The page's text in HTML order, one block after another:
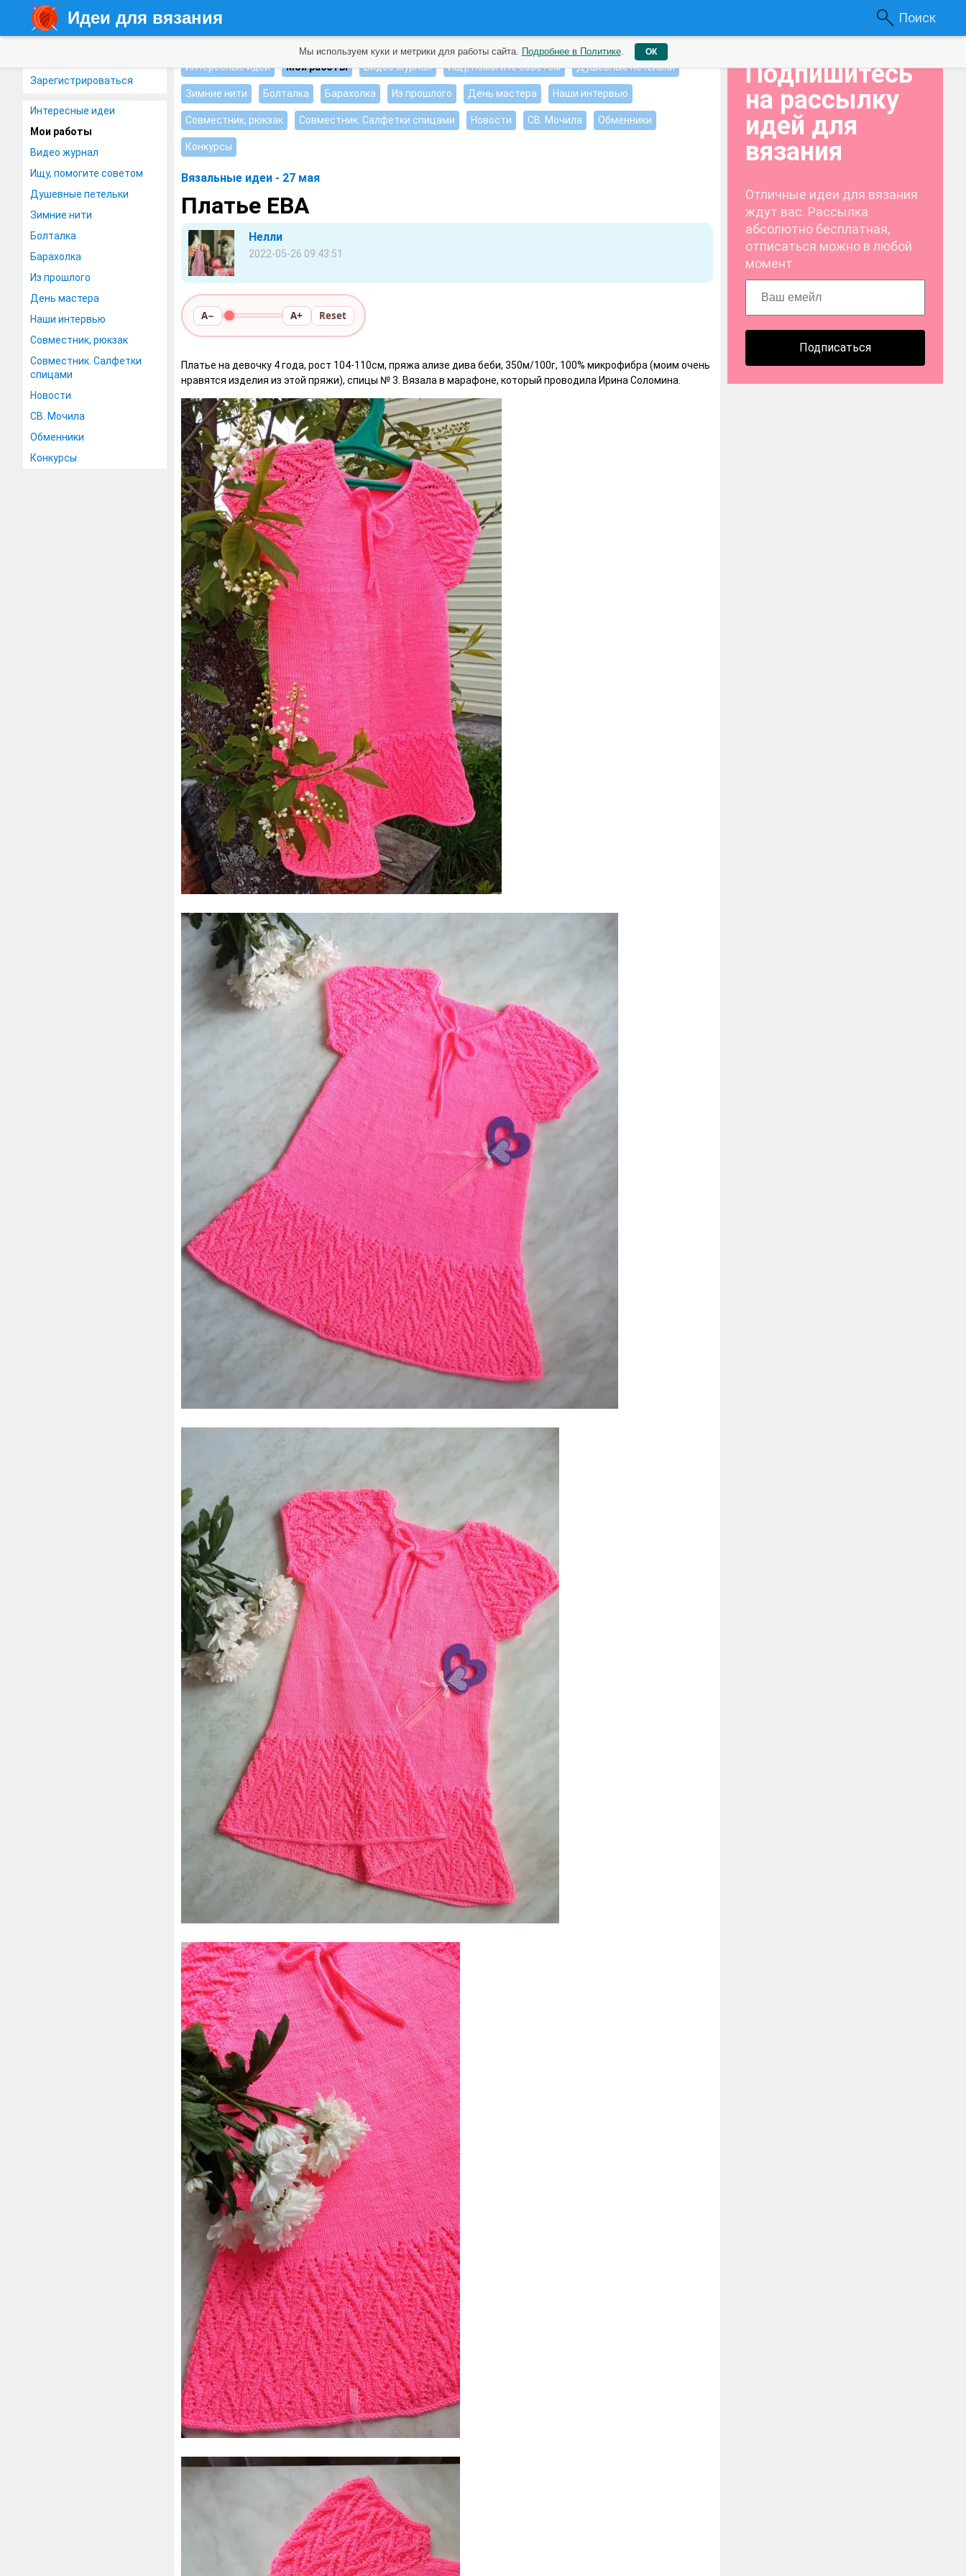
Идеи для вязания Поиск
Зарегистрироваться
Интересные идеи
Мои работы
Видео журнал
Ищу, помогите советом
Душевные петельки
Зимние нити
Болталка
Барахолка
Из прошлого
День мастера
Наши интервью
Совместник, рюкзак
Совместник. Салфетки
спицами
Новости
СВ. Мочила
Обменники
Конкурсы
Интересные идеи Мои работы Видео журнал Ищу, помогите советом Душевные петельки
Зимние нити Болталка Барахолка Из прошлого День мастера Наши интервью
Совместник, рюкзак Совместник. Салфетки спицами Новости СВ. Мочила Обменники
Конкурсы
Вязальные идеи - 27 мая
Платье ЕВА
Нелли
2022-05-26 09:43:51
A− A+ Reset
Платье на девочку 4 года, рост 104-110см, пряжа ализе дива беби, 350м/100г, 100% микрофибра (моим очень
нравятся изделия из этой пряжи), спицы № 3. Вязала в марафоне, который проводила Ирина Соломина.
Подпишитесь
на рассылку
идей для
вязания
Отличные идеи для вязания
ждут вас. Рассылка
абсолютно бесплатная,
отписаться можно в любой
момент
Подписаться
Мы используем куки и метрики для работы сайта. Подробнее в Политике. ОК